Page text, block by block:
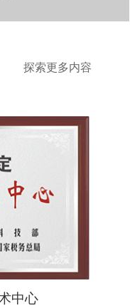
探索更多内容
中心